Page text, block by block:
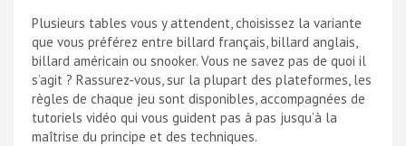
Plusieurs tables vous y attendent, choisissez la variante
que vous préférez entre billard français, billard anglais,
billard américain ou snooker. Vous ne savez pas de quoi il
s’agit ? Rassurez-vous, sur la plupart des plateformes, les
règles de chaque jeu sont disponibles, accompagnées de
tutoriels vidéo qui vous guident pas à pas jusqu’à la
maîtrise du principe et des techniques.